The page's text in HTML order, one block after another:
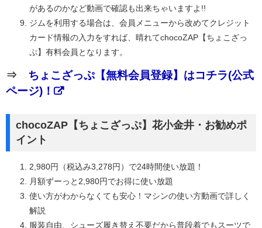
があるのかなど動画で確認も出来ちゃいますよ!!
ジムを利用する場合は、会員メニューから改めてクレジット
カード情報の入力をすれば、晴れてchocoZAP【ちょこざっ
ぷ】有料会員となります。
⇒ ちょこざっぷ【無料会員登録】はコチラ(公式
ページ)！
chocoZAP【ちょこざっぷ】花小金井・お勧めポ
イント
2,980円（税込み3,278円）で24時間使い放題！
月額ずーっと2,980円でお得に使い放題
使い方がわからなくても安心！マシンの使い方動画で詳しく
解説
服装自由、シューズ履き替え不要だから普段着でもスーツで